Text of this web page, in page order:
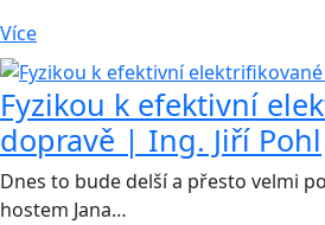
Více
Fyzikou k efektivní
dopravě | Ing. Jiří Pohl
Dnes to bude delší a přesto velmi
hostem Jana…